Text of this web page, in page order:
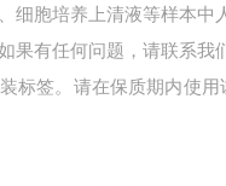
细胞培养上清液等样本中
果有任何问题，请联系我
标签。请在保质期内使